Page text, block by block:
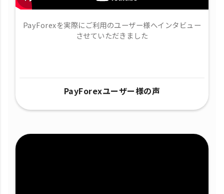
PayForexを実際にご利用のユーザー様へインタビュー
させていただきました
PayForexユーザー様の声​